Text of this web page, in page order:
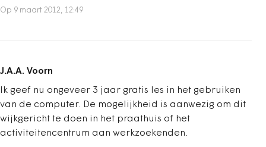
Op 9 maart 2012, 12:49
J.A.A. Voorn
Ik geef nu ongeveer 3 jaar gratis les in het gebruiken
van de computer. De mogelijkheid is aanwezig om dit
wijkgericht te doen in het praathuis of het
activiteitencentrum aan werkzoekenden.